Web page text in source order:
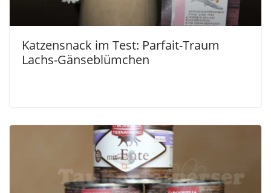
Katzensnack im Test: Parfait-Traum
Lachs-Gänseblümchen